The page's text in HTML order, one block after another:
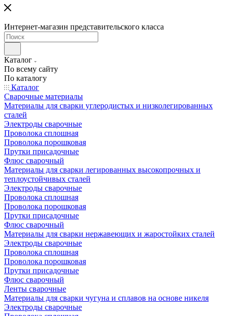
Интернет-магазин представительского класса
Каталог
По всему сайту
По каталогу
Каталог
Сварочные материалы
Материалы для сварки углеродистых и низколегированных
сталей
Электроды сварочные
Проволока сплошная
Проволока порошковая
Прутки присадочные
Флюс сварочный
Материалы для сварки легированных высокопрочных и
теплоустойчивых сталей
Электроды сварочные
Проволока сплошная
Проволока порошковая
Прутки присадочные
Флюс сварочный
Материалы для сварки нержавеющих и жаростойких сталей
Электроды сварочные
Проволока сплошная
Проволока порошковая
Прутки присадочные
Флюс сварочный
Ленты сварочные
Материалы для сварки чугуна и сплавов на основе никеля
Электроды сварочные